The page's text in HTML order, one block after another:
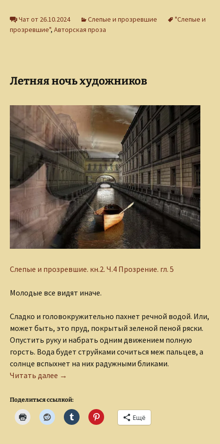
Чат от 26.10.2024 Слепые и прозревшие
"Слепые и
прозревшие", Авторская проза
Летняя ночь художников
Слепые и прозревшие. кн.2. Ч.4 Прозрение. гл. 5
Молодые все видят иначе.
Сладко и головокружительно пахнет речной водой. Или,
может быть, это пруд, покрытый зеленой пеной ряски.
Опустить руку и набрать одним движением полную
горсть. Вода будет струйками сочиться меж пальцев, а
солнце вспыхнет на них радужными бликами.
Читать далее Летняя ночь художников
→
Поделиться ссылкой:
Ещё